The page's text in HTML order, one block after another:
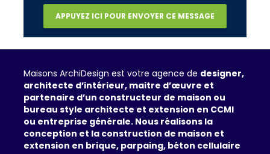
Maisons ArchiDesign est votre agence de designer,
architecte d’intérieur, maitre d’œuvre et
partenaire d’un constructeur de maison ou
bureau style architecte et extension en CCMI
ou entreprise générale. Nous réalisons la
conception et la construction de maison et
extension en brique, parpaing, béton cellulaire